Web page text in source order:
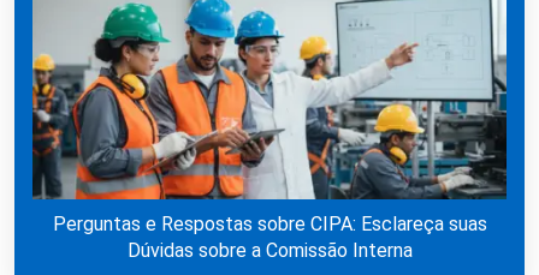
Perguntas e Respostas sobre CIPA: Esclareça suas
Dúvidas sobre a Comissão Interna